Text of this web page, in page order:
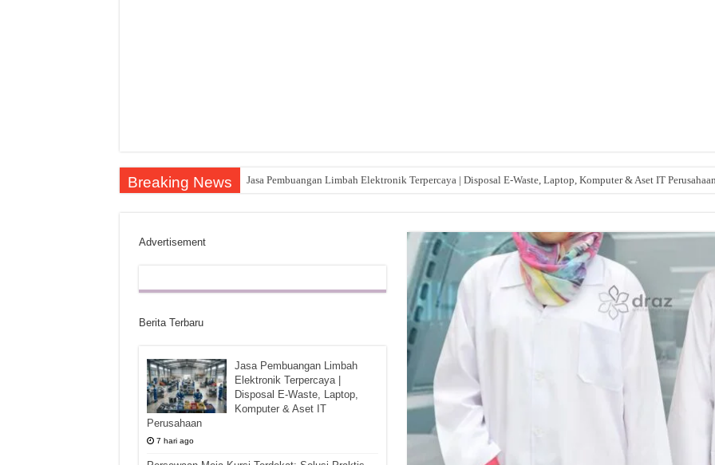
Breaking News Jasa Pembuangan Limbah Elektronik Terpercaya | Disposal E-Waste, Laptop, Komputer & Aset IT
Advertisement
Berita Terbaru
Jasa Pembuangan Limbah
Elektronik Terpercaya |
Disposal E-Waste, Laptop,
Komputer & Aset IT
Perusahaan
7 hari ago